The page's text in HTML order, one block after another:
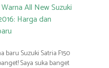
All New Suzuki
Harga dan
baru Suzuki Satria F150
Saya suka banget